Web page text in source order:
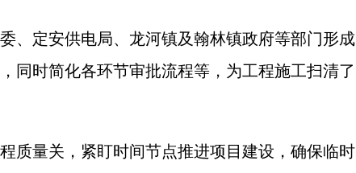
定安供电局、龙河镇及翰林镇政府等部门形成
同时简化各环节审批流程等，为工程施工扫清了
量关，紧盯时间节点推进项目建设，确保临时